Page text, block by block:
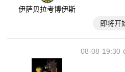
伊萨贝拉考博伊斯
即将开
19:30
08-08